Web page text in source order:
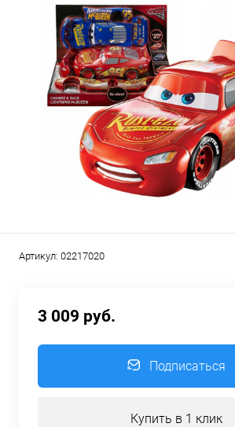
Артикул: 02217020
3 009 руб.
Подписаться
Купить в 1 клик